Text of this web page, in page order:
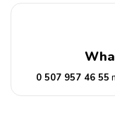
0 507 957 46 55